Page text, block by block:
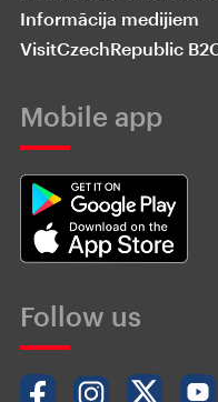
Informācija medijiem
VisitCzechRepublic
Mobile app
Follow us